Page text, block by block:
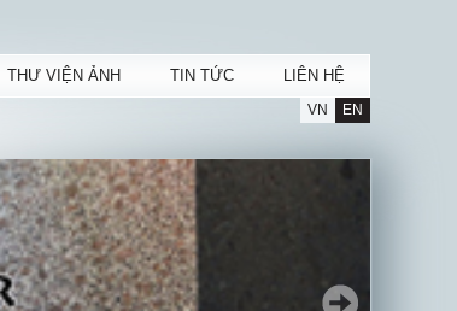
LIÊN HỆ
TIN TỨC
THƯ VIỆN ẢNH
EN
VN